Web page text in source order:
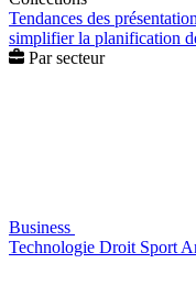
Tendances des
simplifier la planification
Par secteur
Business
Technologie Droit Sport